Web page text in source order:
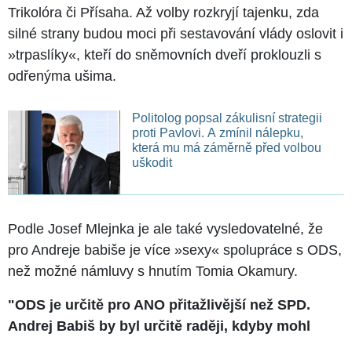
Trikolóra či Přísaha. Až volby rozkryjí tajenku, zda
silné strany budou moci při sestavování vlády oslovit i
»trpaslíky«, kteří do sněmovních dveří proklouzli s
odřenýma ušima.
Politolog popsal zákulisní strategii
proti Pavlovi. A zmínil nálepku,
která mu má záměrně před volbou
uškodit
Podle Josef Mlejnka je ale také vysledovatelné, že
pro Andreje babiše je více »sexy« spolupráce s ODS,
než možné námluvy s hnutím Tomia Okamury.
"ODS je určitě pro ANO přitažlivější než SPD.
Andrej Babiš by byl určitě raději, kdyby mohl